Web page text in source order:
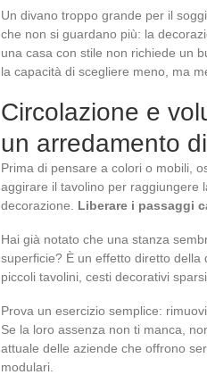
Un divano troppo grande per il
che non si guardano più: la
una casa con stile non richiede un
la capacità di scegliere meno, ma
Circolazione e
un arredamento
Prima di pensare a colori o mobili,
aggirare il tavolino per raggiungere
decorazione. Liberare i passaggi
Hai già notato che una stanza
superficie? È un effetto diretto della
piccoli tavolini, cesti decorativi
Prova un esercizio semplice:
Se la loro assenza non ti manca,
attuale delle aziende che offrono
modulari.